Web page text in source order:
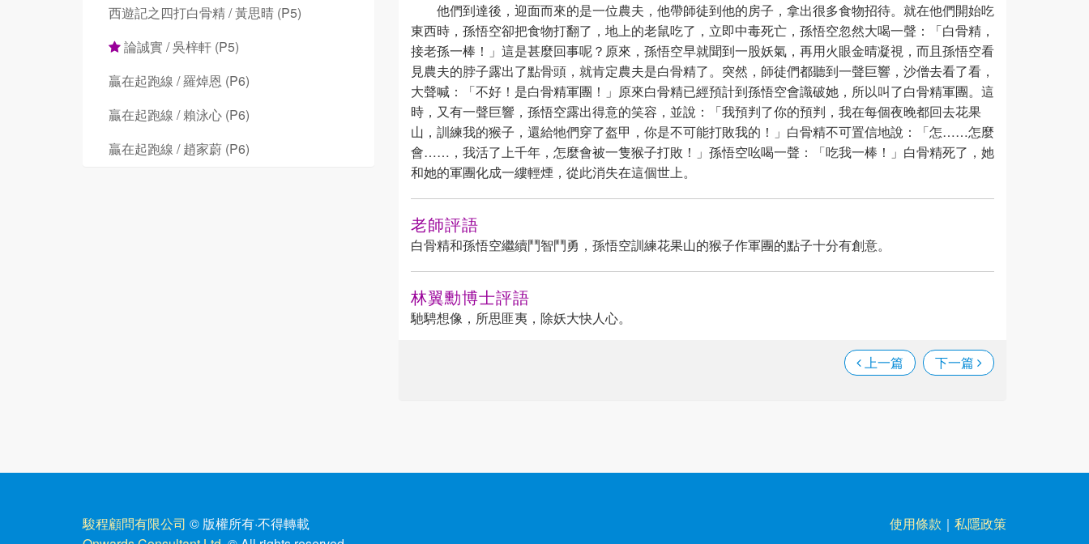
西遊記之四打白骨精 / 黃思晴 (P5)
論誠實 / 吳梓軒 (P5)
贏在起跑線 / 羅焯恩 (P6)
贏在起跑線 / 賴泳心 (P6)
贏在起跑線 / 趙家蔚 (P6)
他們到達後，迎面而來的是一位農夫，他帶師徒到他的房子，拿出很多食物招待。就在他們開始吃
東西時，孫悟空卻把食物打翻了，地上的老鼠吃了，立即中毒死亡，孫悟空忽然大喝一聲：「白骨精，
接老孫一棒！」這是甚麼回事呢？原來，孫悟空早就聞到一股妖氣，再用火眼金晴凝視，而且孫悟空看
見農夫的脖子露出了點骨頭，就肯定農夫是白骨精了。突然，師徒們都聽到一聲巨響，沙僧去看了看，
大聲喊：「不好！是白骨精軍團！」原來白骨精已經預計到孫悟空會識破她，所以叫了白骨精軍團。這
時，又有一聲巨響，孫悟空露出得意的笑容，並說：「我預判了你的預判，我在每個夜晚都回去花果
山，訓練我的猴子，還給牠們穿了盔甲，你是不可能打敗我的！」白骨精不可置信地說：「怎……怎麼
會……，我活了上千年，怎麼會被一隻猴子打敗！」孫悟空吆喝一聲：「吃我一棒！」白骨精死了，她
和她的軍團化成一縷輕煙，從此消失在這個世上。
老師評語
白骨精和孫悟空繼續鬥智鬥勇，孫悟空訓練花果山的猴子作軍團的點子十分有創意。
林翼勳博士評語
馳騁想像，所思匪夷，除妖大快人心。
上一篇 下一篇
駿程顧問有限公司 © 版權所有·不得轉載
使用條款 ｜ 私隱政策